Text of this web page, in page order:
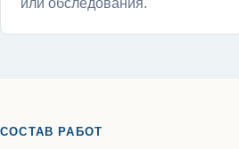
или обследования.
СОСТАВ РАБОТ